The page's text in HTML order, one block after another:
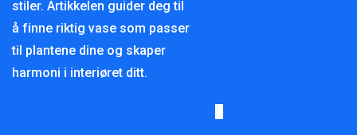
stiler. Artikkelen guider deg til
å finne riktig vase som passer
til plantene dine og skaper
harmoni i interiøret ditt.